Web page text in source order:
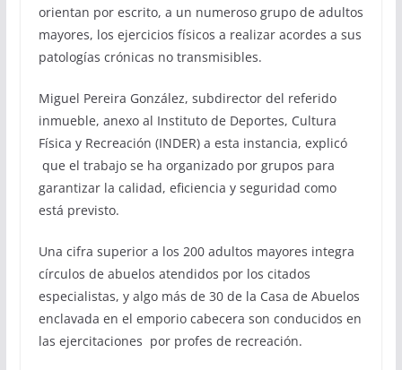
orientan por escrito, a un numeroso grupo de adultos
mayores, los ejercicios físicos a realizar acordes a sus
patologías crónicas no transmisibles.
Miguel Pereira González, subdirector del referido
inmueble, anexo al Instituto de Deportes, Cultura
Física y Recreación (INDER) a esta instancia, explicó
que el trabajo se ha organizado por grupos para
garantizar la calidad, eficiencia y seguridad como
está previsto.
Una cifra superior a los 200 adultos mayores integra
círculos de abuelos atendidos por los citados
especialistas, y algo más de 30 de la Casa de Abuelos
enclavada en el emporio cabecera son conducidos en
las ejercitaciones por profes de recreación.